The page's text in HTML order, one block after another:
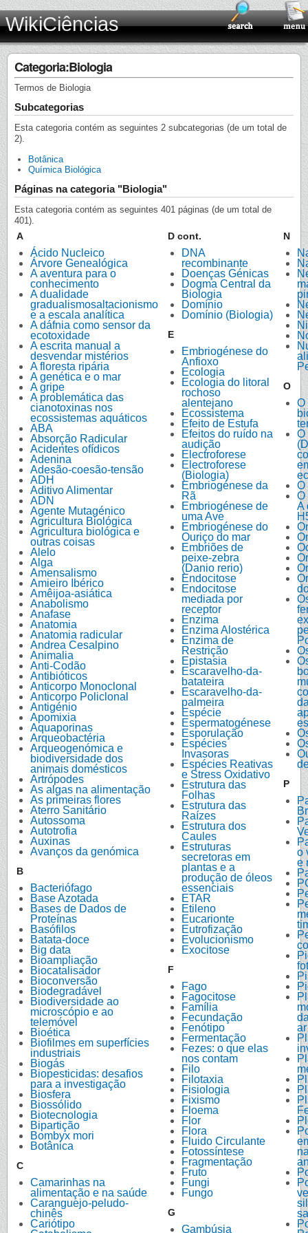
WikiCiências
Categoria:Biologia
Termos de Biologia
Subcategorias
Esta categoria contém as seguintes 2 subcategorias (de um total de
2).
Botânica
Química Biológica
Páginas na categoria "Biologia"
Esta categoria contém as seguintes 401 páginas (de um total de
401).
A
Ácido Nucleico
Árvore Genealógica
A aventura para o
conhecimento
A dualidade
gradualismosaltacionismo
e a escala analítica
A dáfnia como sensor da
ecotoxidade
A escrita manual a
desvendar mistérios
A floresta ripária
A genética e o mar
A gripe
A problemática das
cianotoxinas nos
ecossistemas aquáticos
ABA
Absorção Radicular
Acidentes ofídicos
Adenina
Adesão-coesão-tensão
ADH
Aditivo Alimentar
ADN
Agente Mutagénico
Agricultura Biológica
Agricultura biológica e
outras coisas
Alelo
Alga
Amensalismo
Amieiro Ibérico
Amêijoa-asiática
Anabolismo
Anafase
Anatomia
Anatomia radicular
Andrea Cesalpino
Animalia
Anti-Codão
Antibióticos
Anticorpo Monoclonal
Anticorpo Policlonal
Antigénio
Apomixia
Aquaporinas
Arqueobactéria
Arqueogenómica e
biodiversidade dos
animais domésticos
Artrópodes
As algas na alimentação
As primeiras flores
Aterro Sanitário
Autossoma
Autotrofia
Auxinas
Avanços da genómica
B
Bacteriófago
Base Azotada
Bases de Dados de
Proteínas
Basófilos
Batata-doce
Big data
Bioampliação
Biocatalisador
Bioconversão
Biodegradável
Biodiversidade ao
microscópio e ao
telemóvel
Bioética
Biofilmes em superfícies
industriais
Biogás
Biopesticidas: desafios
para a investigação
Biosfera
Biossólido
Biotecnologia
Bipartição
Bombyx mori
Botânica
C
Camarinhas na
alimentação e na saúde
Caranguejo-peludo-
chinês
Cariótipo
D cont.
DNA
recombinante
Doenças Génicas
Dogma Central da
Biologia
Domínio
Domínio (Biologia)
E
Embriogénese do
Anfioxo
Ecologia
Ecologia do litoral
rochoso
alentejano
Ecossistema
Efeito de Estufa
Efeitos do ruído na
audição
Electroforese
Electroforese
(Biologia)
Embriogénese da
Rã
Embriogénese de
uma Ave
Embriogénese do
Ouriço do mar
Embriões de
peixe-zebra
(Danio rerio)
Endocitose
Endocitose
mediada por
receptor
Enzima
Enzima Alostérica
Enzima de
Restrição
Epistasia
Escaravelho-da-
batateira
Escaravelho-da-
palmeira
Espécie
Espermatogénese
Esporulação
Espécies
Invasoras
Espécies Reativas
e Stress Oxidativo
Estrutura das
Folhas
Estrutura das
Raízes
Estrutura dos
Caules
Estruturas
secretoras em
plantas e a
produção de óleos
essenciais
ETAR
Etileno
Eucarionte
Eutrofização
Evolucionismo
Exocitose
F
Fago
Fagocitose
Família
Fecundação
Fenótipo
Fermentação
Fezes: o que elas
nos contam
Filo
Filotaxia
Fisiologia
Fixismo
Floema
Flor
Flora
Fluido Circulante
Fotossíntese
Fragmentação
Fruto
Fungi
Fungo
G
Gambúsia
N
O
O
O
O
O
A
P
o
e
ar